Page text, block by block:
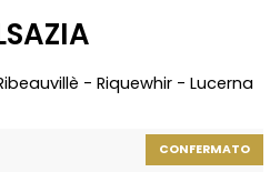
- Riquewhir - Lucerna
CONFERMATO